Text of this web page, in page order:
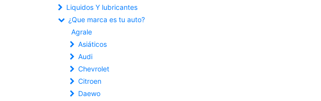
Liquidos Y lubricantes
¿Que marca es tu auto?
Agrale
Asiáticos
Audi
Chevrolet
Citroen
Daewo